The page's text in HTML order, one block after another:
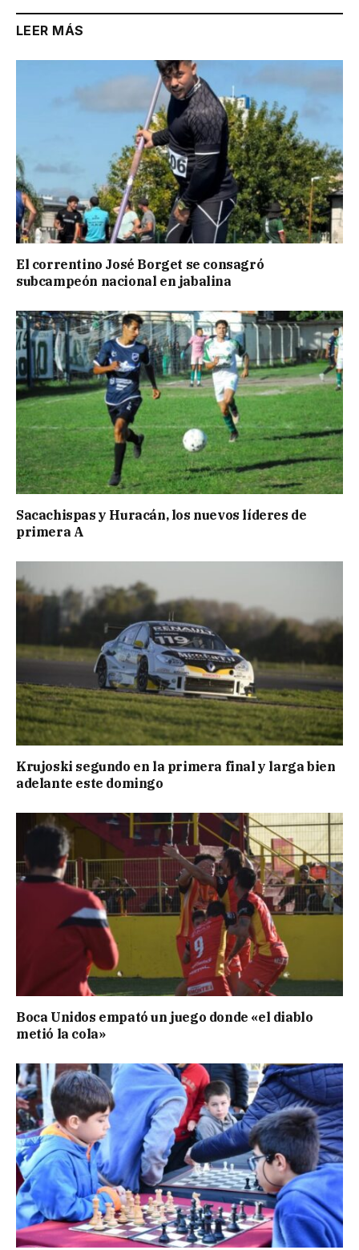
LEER MÁS
El correntino José Borget se consagró
subcampeón nacional en jabalina
Sacachispas y Huracán, los nuevos líderes de
primera A
Krujoski segundo en la primera final y larga bien
adelante este domingo
Boca Unidos empató un juego donde «el diablo
metió la cola»